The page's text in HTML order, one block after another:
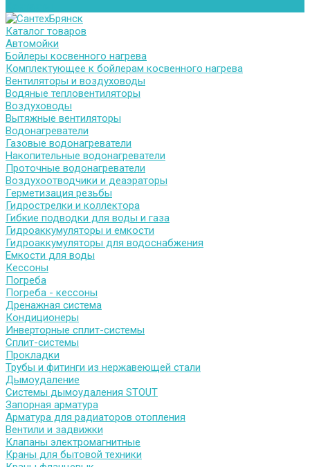
Каталог товаров
Автомойки
Бойлеры косвенного нагрева
Комплектующее к бойлерам косвенного нагрева
Вентиляторы и воздуховоды
Водяные тепловентиляторы
Воздуховоды
Вытяжные вентиляторы
Водонагреватели
Газовые водонагреватели
Накопительные водонагреватели
Проточные водонагреватели
Воздухоотводчики и деаэраторы
Герметизация резьбы
Гидрострелки и коллектора
Гибкие подводки для воды и газа
Гидроаккумуляторы и емкости
Гидроаккумуляторы для водоснабжения
Емкости для воды
Кессоны
Погреба
Погреба - кессоны
Дренажная система
Кондиционеры
Инверторные сплит-системы
Сплит-системы
Прокладки
Трубы и фитинги из нержавеющей стали
Дымоудаление
Системы дымоудаления STOUT
Запорная арматура
Арматура для радиаторов отопления
Вентили и задвижки
Клапаны электромагнитные
Краны для бытовой техники